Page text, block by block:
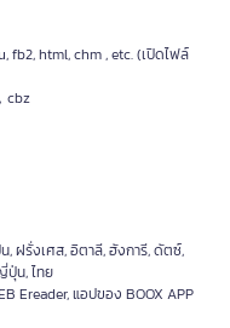
fb2, html, chm , etc. (เปิดไฟล์
cbz
, ฝรั่งเศส, อิตาลี, ฮังการี, ดัตซ์,
ปุ่น, ไทย
Ereader, แอปของ BOOX APP